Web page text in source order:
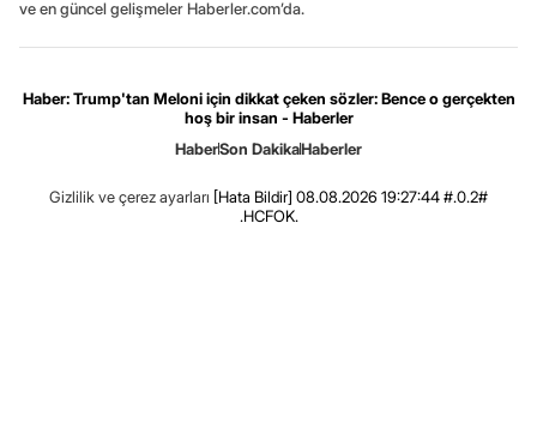
ve en güncel gelişmeler Haberler.com’da.
Haber: Trump'tan Meloni için dikkat çeken sözler: Bence o gerçekten
hoş bir insan - Haberler
HaberSon DakikaHaberler
Gizlilik ve çerez ayarları [Hata Bildir] 08.08.2026 19:27:44 #.0.2#
.HCFOK.